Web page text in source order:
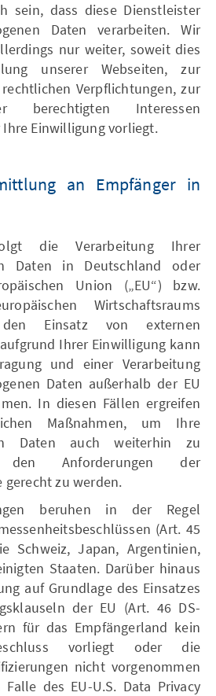
sein, dass diese Dienstleister
Daten verarbeiten. Wir
nur weiter, soweit dies
unserer Webseiten, zur
Verpflichtungen, zur
berechtigten Interessen
Einwilligung vorliegt.
an Empfänger in
die Verarbeitung Ihrer
Daten in Deutschland oder
Union („EU“) bzw.
Wirtschaftsraums
den Einsatz von externen
Ihrer Einwilligung kann
und einer Verarbeitung
Daten außerhalb der EU
In diesen Fällen ergreifen
Maßnahmen, um Ihre
Daten auch weiterhin zu
Anforderungen der
gerecht zu werden.
beruhen in der Regel
(Art. 45
Schweiz, Japan, Argentinien,
Staaten. Darüber hinaus
auf Grundlage des Einsatzes
der EU (Art. 46 DS-
für das Empfängerland kein
vorliegt oder die
nicht vorgenommen
des EU-U.S. Data Privacy